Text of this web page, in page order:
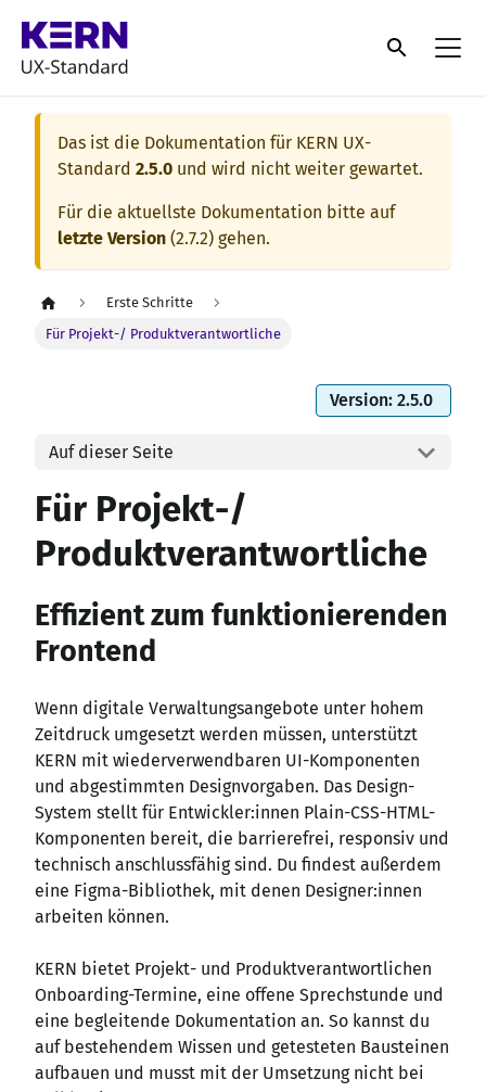
Das ist die Dokumentation für KERN UX-
Standard 2.5.0 und wird nicht weiter gewartet.
Für die aktuellste Dokumentation bitte auf
letzte Version (2.7.2) gehen.
Erste Schritte
Für Projekt-/ Produktverantwortliche
Version: 2.5.0
Auf dieser Seite
Für Projekt-/
Produktverantwortliche
Effizient zum funktionierenden
Frontend
Wenn digitale Verwaltungsangebote unter hohem
Zeitdruck umgesetzt werden müssen, unterstützt
KERN mit wiederverwendbaren UI-Komponenten
und abgestimmten Designvorgaben. Das Design-
System stellt für Entwickler:innen Plain-CSS-HTML-
Komponenten bereit, die barrierefrei, responsiv und
technisch anschlussfähig sind. Du findest außerdem
eine Figma-Bibliothek, mit denen Designer:innen
arbeiten können.
KERN bietet Projekt- und Produktverantwortlichen
Onboarding-Termine, eine offene Sprechstunde und
eine begleitende Dokumentation an. So kannst du
auf bestehendem Wissen und getesteten Bausteinen
aufbauen und musst mit der Umsetzung nicht bei